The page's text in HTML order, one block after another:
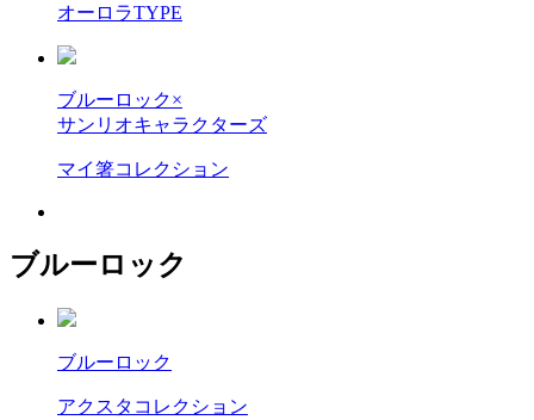
オーロラTYPE
ブルーロック×
サンリオキャラクターズ
マイ箸コレクション
ブルーロック
ブルーロック
アクスタコレクション